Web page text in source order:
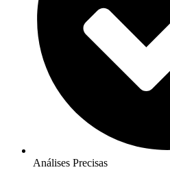
Análises Precisas